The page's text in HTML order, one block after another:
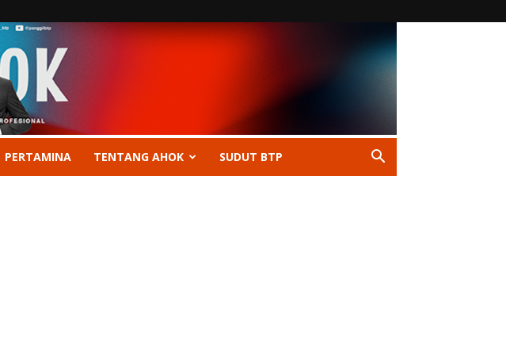
PERTAMINA TENTANG AHOK SUDUT BTP